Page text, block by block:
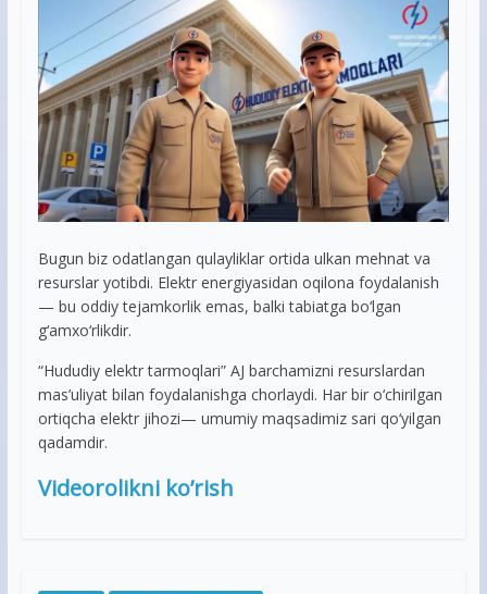
Bugun biz odatlangan qulayliklar ortida ulkan mehnat va
resurslar yotibdi. Elektr energiyasidan oqilona foydalanish
— bu oddiy tejamkorlik emas, balki tabiatga bo‘lgan
g‘amxo‘rlikdir.
“Hududiy elektr tarmoqlari” AJ barchamizni resurslardan
mas’uliyat bilan foydalanishga chorlaydi. Har bir o‘chirilgan
ortiqcha elektr jihozi— umumiy maqsadimiz sari qo‘yilgan
qadamdir.
Videorolikni ko’rish